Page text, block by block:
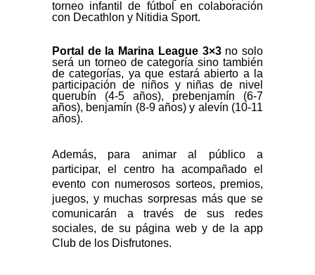
torneo infantil de fútbol en colaboración
con Decathlon y Nitidia Sport.
Portal de la Marina League 3×3 no solo
será un torneo de categoría sino también
de categorías, ya que estará abierto a la
participación de niños y niñas de nivel
querubín (4-5 años), prebenjamín (6-7
años), benjamín (8-9 años) y alevín (10-11
años).
Además, para animar al público a
participar, el centro ha acompañado el
evento con numerosos sorteos, premios,
juegos, y muchas sorpresas más que se
comunicarán a través de sus redes
sociales, de su página web y de la app
Club de los Disfrutones.